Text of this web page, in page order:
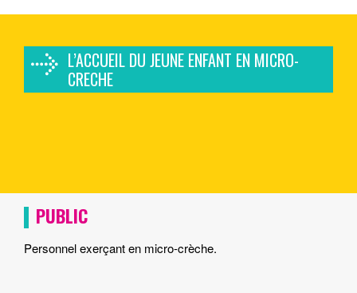
L’ACCUEIL DU JEUNE ENFANT EN MICRO-
CRECHE
PUBLIC
Personnel exerçant en micro-crèche.